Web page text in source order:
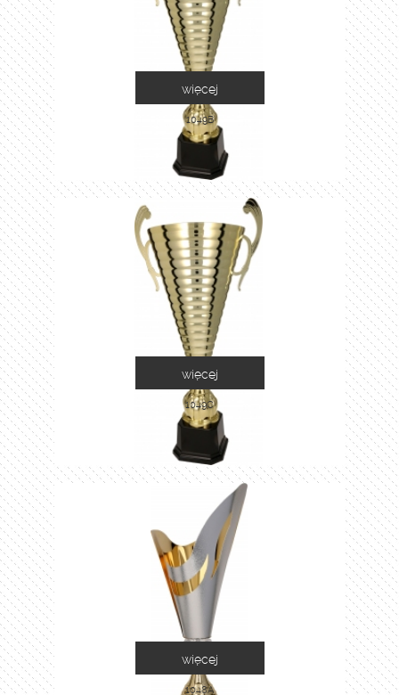
1049B
więcej
1049C
więcej
1048A
więcej